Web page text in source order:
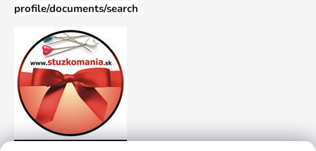
profile/documents/search